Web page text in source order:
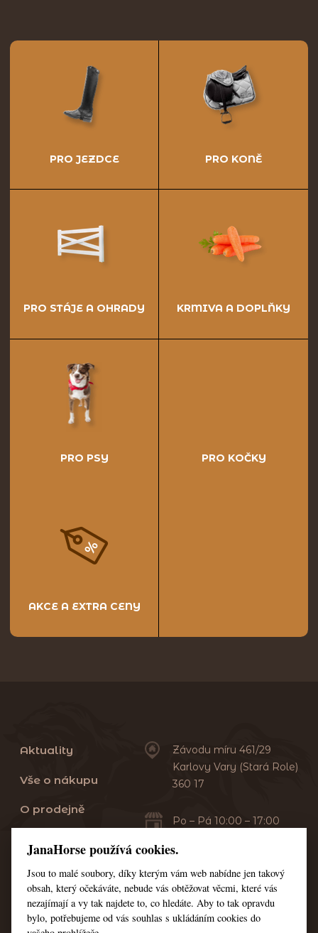
PRO JEZDCE PRO KONĚ
PRO STÁJE A OHRADY KRMIVA A DOPLŇKY
PRO PSY PRO KOČKY
AKCE A EXTRA CENY
Aktuality
Vše o nákupu
O prodejně
Servis
Kontakt
Nastavení cookies
Závodu míru 461/29
Karlovy Vary (Stará Role)
360 17
Po – Pá 10:00 – 17:00
+420 353 549 410
+420 608 444 378
JanaHorse používá cookies.
Jsou to malé soubory, díky kterým vám web nabídne jen takový
obsah, který očekáváte, nebude vás obtěžovat věcmi, které vás
nezajímají a vy tak najdete to, co hledáte. Aby to tak opravdu
bylo, potřebujeme od vás souhlas s ukládáním cookies do